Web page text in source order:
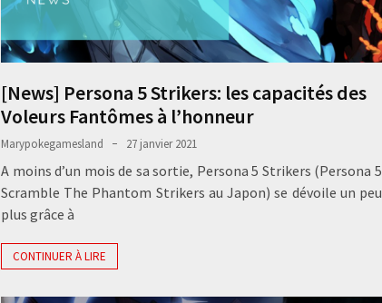
[News] Persona 5 Strikers: les capacités des
Voleurs Fantômes à l’honneur
Marypokegamesland 27 janvier 2021
A moins d’un mois de sa sortie, Persona 5 Strikers (Persona 5
Scramble The Phantom Strikers au Japon) se dévoile un peu
plus grâce à
CONTINUER À LIRE